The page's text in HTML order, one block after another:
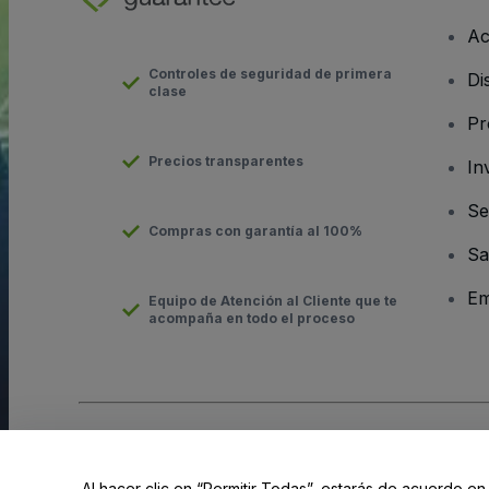
Controles de seguridad de primera
clase
Precios transparentes
Compras con garantía al 100%
Equipo de Atención al Cliente que te
acompaña en todo el proceso